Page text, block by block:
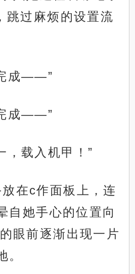
跳过麻烦的设置流
成——”
成——”
，载入机甲！”
在c作面板上，连
自她手心的位置向
眼前逐渐出现一片
。